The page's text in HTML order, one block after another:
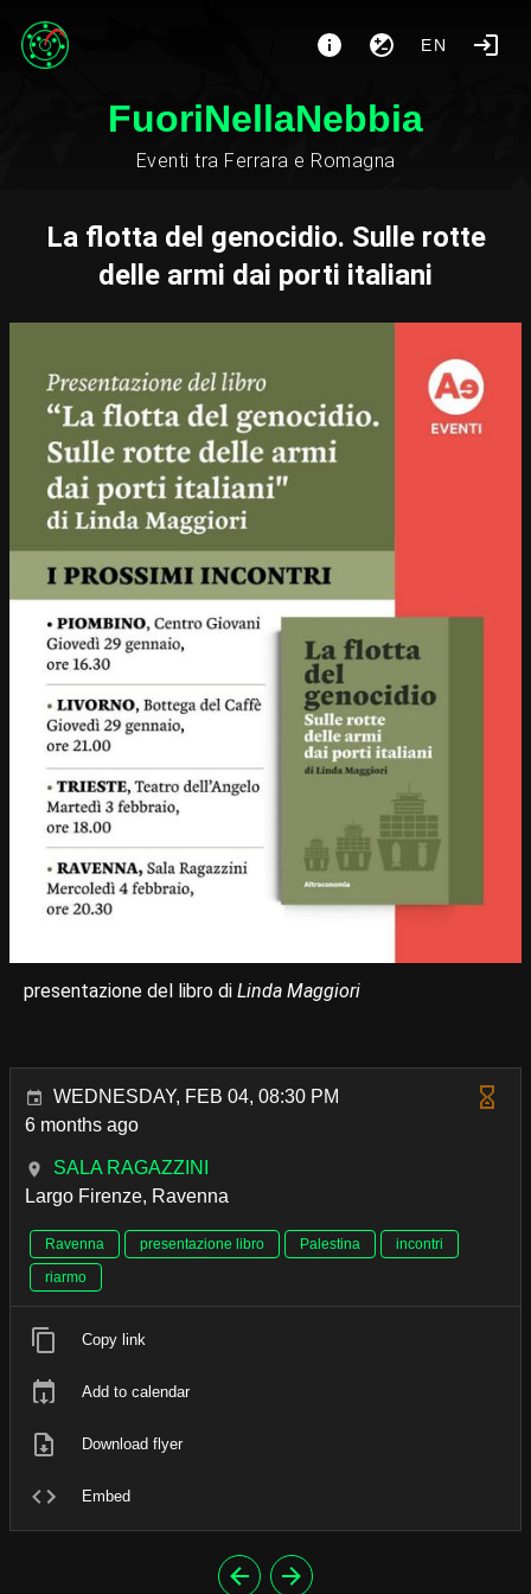
EN
FuoriNellaNebbia
Eventi tra Ferrara e Romagna
La flotta del genocidio. Sulle rotte
delle armi dai porti italiani
presentazione del libro di Linda Maggiori
WEDNESDAY, FEB 04, 08:30 PM
6 months ago
SALA RAGAZZINI
Largo Firenze, Ravenna
Ravenna presentazione libro Palestina
incontri
riarmo
Copy link
Add to calendar
Download flyer
Embed